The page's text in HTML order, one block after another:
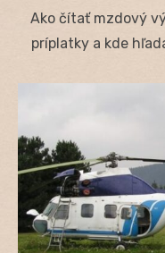
Ako čítať mzdový
príplatky a kde